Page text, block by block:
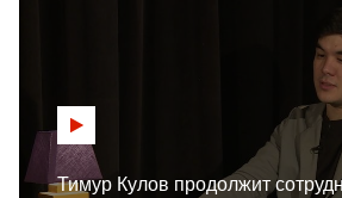
Тимур Кулов продолжит